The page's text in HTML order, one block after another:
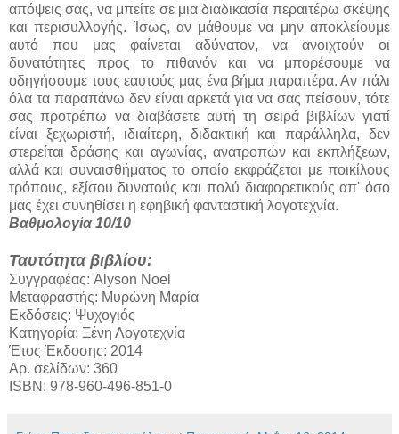
απόψεις σας, να μπείτε σε μια διαδικασία περαιτέρω σκέψης
και περισυλλογής. Ίσως, αν μάθουμε να μην αποκλείουμε
αυτό που μας φαίνεται αδύνατον, να ανοιχτούν οι
δυνατότητες προς το πιθανόν και να μπορέσουμε να
οδηγήσουμε τους εαυτούς μας ένα βήμα παραπέρα. Αν πάλι
όλα τα παραπάνω δεν είναι αρκετά για να σας πείσουν, τότε
σας προτρέπω να διαβάσετε αυτή τη σειρά βιβλίων γιατί
είναι ξεχωριστή, ιδιαίτερη, διδακτική και παράλληλα, δεν
στερείται δράσης και αγωνίας, ανατροπών και εκπλήξεων,
αλλά και συναισθήματος το οποίο εκφράζεται με ποικίλους
τρόπους, εξίσου δυνατούς και πολύ διαφορετικούς απ' όσο
μας έχει συνηθίσει η εφηβική φανταστική λογοτεχνία.
Βαθμολογία 10/10
Ταυτότητα βιβλίου:
Συγγραφέας: Alyson Noel
Μεταφραστής: Μυρώνη Μαρία
Εκδόσεις: Ψυχογιός
Κατηγορία: Ξένη Λογοτεχνία
Έτος Έκδοσης: 2014
Αρ. σελίδων: 360
ISBN: 978-960-496-851-0